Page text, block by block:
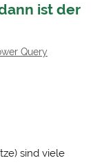
ist der
Query
sind viele